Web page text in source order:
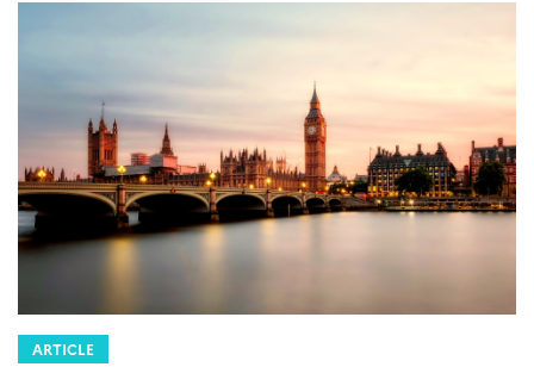
ARTICLE